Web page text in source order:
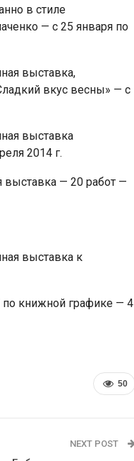
в стиле
— с 25 января по
выставка,
вкус весны» — с
выставка
2014 г.
выставка — 20 работ —
выставка к
по книжной графике — 4
50
NEXT POST